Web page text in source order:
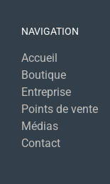
NAVIGATION
Accueil
Boutique
Entreprise
Points de vente
Médias
Contact